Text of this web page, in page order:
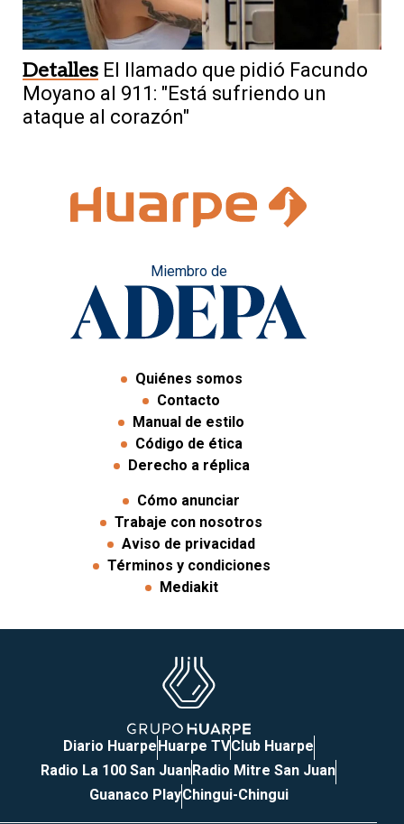
Detalles El llamado que pidió Facundo
Moyano al 911: "Está sufriendo un
ataque al corazón"
Miembro de
Quiénes somos
Contacto
Manual de estilo
Código de ética
Derecho a réplica
Cómo anunciar
Trabaje con nosotros
Aviso de privacidad
Términos y condiciones
Mediakit
Diario HuarpeHuarpe TVClub Huarpe
Radio La 100 San JuanRadio Mitre San Juan
Guanaco PlayChingui-Chingui